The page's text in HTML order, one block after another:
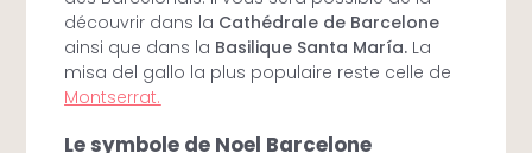
découvrir dans la Cathédrale de Barcelone
ainsi que dans la Basilique Santa María. La
misa del gallo la plus populaire reste celle de
Montserrat.
Le symbole de Noel Barcelone